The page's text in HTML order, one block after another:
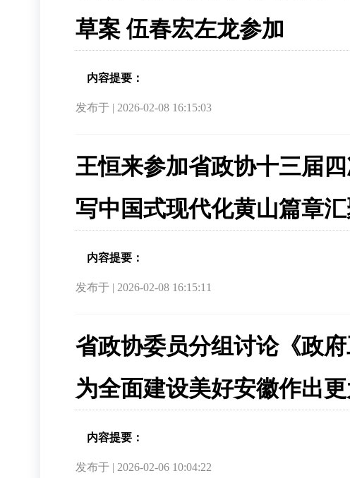
草案 伍春宏左龙参加
内容提要：
发布于 | 2026-02-08 16:15:03
王恒来参加省政协十三届
写中国式现代化黄山篇章
内容提要：
发布于 | 2026-02-08 16:15:11
省政协委员分组讨论《政
为全面建设美好安徽作出
内容提要：
发布于 | 2026-02-06 10:04:22